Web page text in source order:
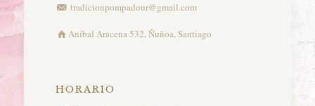
tradicionpompadour@gmail.com
Aníbal Aracena 532, Ñuñoa, Santiago
HORARIO